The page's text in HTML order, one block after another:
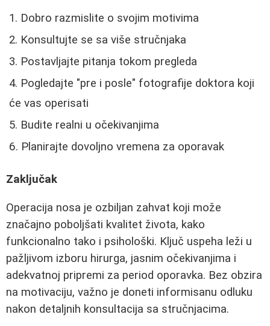
Dobro razmislite o svojim motivima
Konsultujte se sa više stručnjaka
Postavljajte pitanja tokom pregleda
Pogledajte "pre i posle" fotografije doktora koji
će vas operisati
Budite realni u očekivanjima
Planirajte dovoljno vremena za oporavak
Zaključak
Operacija nosa je ozbiljan zahvat koji može
značajno poboljšati kvalitet života, kako
funkcionalno tako i psihološki. Ključ uspeha leži u
pažljivom izboru hirurga, jasnim očekivanjima i
adekvatnoj pripremi za period oporavka. Bez obzira
na motivaciju, važno je doneti informisanu odluku
nakon detaljnih konsultacija sa stručnjacima.